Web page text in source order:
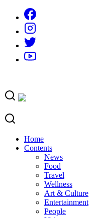
content
Home
Contents
News
Food
Travel
Wellness
Art & Culture
Entertainment
People